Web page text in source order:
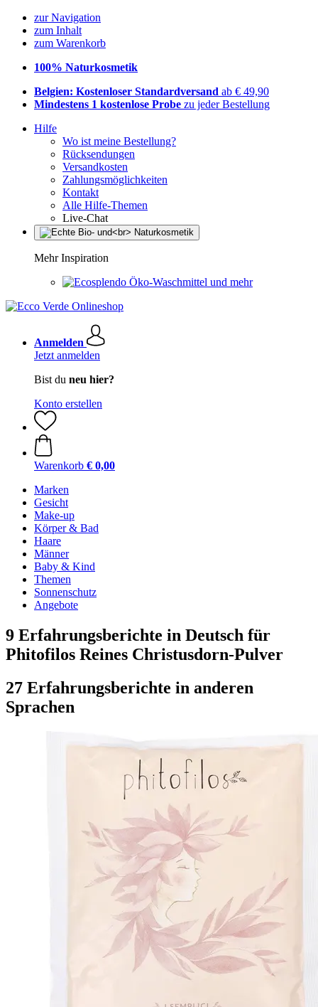
zur Navigation
zum Inhalt
zum Warenkorb
100% Naturkosmetik
Belgien: Kostenloser Standardversand ab € 49,90
Mindestens 1 kostenlose Probe zu jeder Bestellung
Hilfe
Wo ist meine Bestellung?
Rücksendungen
Versandkosten
Zahlungsmöglichkeiten
Kontakt
Alle Hilfe-Themen
Live-Chat
Mehr Inspiration
Öko-Waschmittel und mehr
Anmelden
Jetzt anmelden
Bist du neu hier?
Konto erstellen
Warenkorb € 0,00
Marken
Gesicht
Make-up
Körper & Bad
Haare
Männer
Baby & Kind
Themen
Sonnenschutz
Angebote
9 Erfahrungsberichte in Deutsch für
Phitofilos Reines Christusdorn-Pulver
27 Erfahrungsberichte in anderen
Sprachen